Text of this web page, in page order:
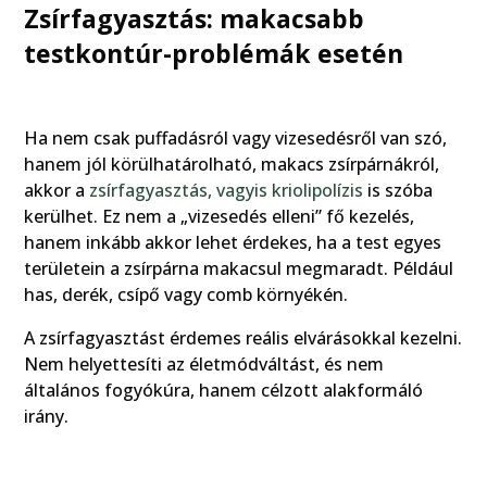
Zsírfagyasztás: makacsabb
testkontúr-problémák esetén
Ha nem csak puffadásról vagy vizesedésről van szó,
hanem jól körülhatárolható, makacs zsírpárnákról,
akkor a zsírfagyasztás, vagyis kriolipolízis is szóba
kerülhet. Ez nem a „vizesedés elleni” fő kezelés,
hanem inkább akkor lehet érdekes, ha a test egyes
területein a zsírpárna makacsul megmaradt. Például
has, derék, csípő vagy comb környékén.
A zsírfagyasztást érdemes reális elvárásokkal kezelni.
Nem helyettesíti az életmódváltást, és nem
általános fogyókúra, hanem célzott alakformáló
irány.